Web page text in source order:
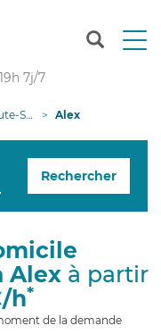
T
n
g
i
7j/7
Savoie Alex
Rechercher
Alexà partir
h*
de la demande